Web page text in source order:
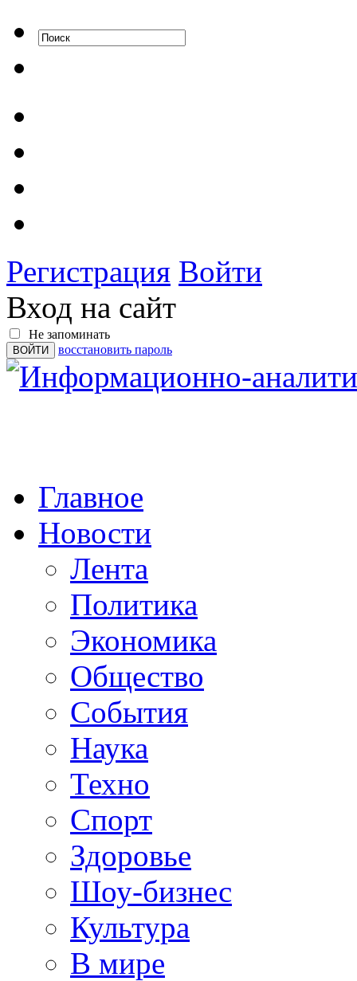
Регистрация Войти
Вход на сайт
Не запоминать
восстановить пароль
Главное
Новости
Лента
Политика
Экономика
Общество
События
Наука
Техно
Спорт
Здоровье
Шоу-бизнес
Культура
В мире